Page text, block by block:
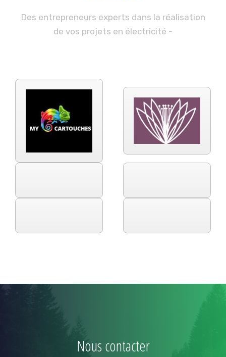
Des entrepreneurs experts dans la réalisation
de vos projets en électricité -
Nous contacter